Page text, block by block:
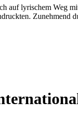
auf lyrischem Weg
Zunehmend